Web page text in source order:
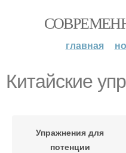
главная
Китайские
Упражнения для
потенции